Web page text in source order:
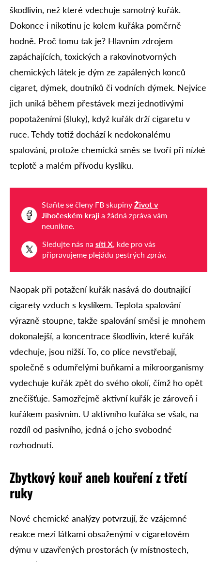
škodlivin, než které vdechuje samotný kuřák.
Dokonce i nikotinu je kolem kuřáka poměrně
hodně. Proč tomu tak je? Hlavním zdrojem
zapáchajících, toxických a rakovinotvorných
chemických látek je dým ze zapálených konců
cigaret, dýmek, doutníků či vodních dýmek. Nejvíce
jich uniká během přestávek mezi jednotlivými
popotaženími (šluky), když kuřák drží cigaretu v
ruce. Tehdy totiž dochází k nedokonalému
spalování, protože chemická směs se tvoří při nízké
teplotě a malém přívodu kyslíku.
Staňte se členy FB skupiny Život v
Jihočeském kraji a žádná zpráva vám
neunikne.
Sledujte nás na síti X, kde pro vás
připravujeme plejádu pestrých zpráv.
Naopak při potažení kuřák nasává do doutnající
cigarety vzduch s kyslíkem. Teplota spalování
výrazně stoupne, takže spalování směsi je mnohem
dokonalejší, a koncentrace škodlivin, které kuřák
vdechuje, jsou nižší. To, co plíce nevstřebají,
společně s odumřelými buňkami a mikroorganismy
vydechuje kuřák zpět do svého okolí, čímž ho opět
znečišťuje. Samozřejmě aktivní kuřák je zároveň i
kuřákem pasivním. U aktivního kuřáka se však, na
rozdíl od pasivního, jedná o jeho svobodné
rozhodnutí.
Zbytkový kouř aneb kouření z třetí
ruky
Nové chemické analýzy potvrzují, že vzájemné
reakce mezi látkami obsaženými v cigaretovém
dýmu v uzavřených prostorách (v místnostech,